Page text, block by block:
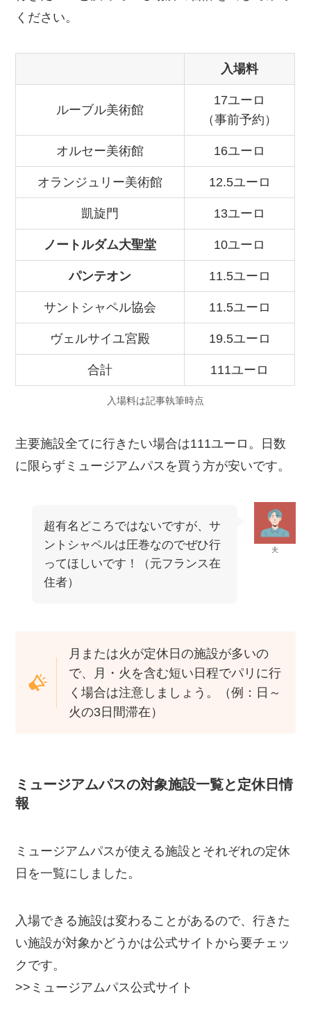
ください。
入場料
ルーブル美術館
17ユーロ
（事前予約）
オルセー美術館 16ユーロ
オランジュリー美術館 12.5ユーロ
凱旋門 13ユーロ
ノートルダム大聖堂 10ユーロ
パンテオン 11.5ユーロ
サントシャペル協会 11.5ユーロ
ヴェルサイユ宮殿 19.5ユーロ
合計 111ユーロ
入場料は記事執筆時点
主要施設全てに行きたい場合は111ユーロ。日数
に限らずミュージアムパスを買う方が安いです。
夫
超有名どころではないですが、サ
ントシャペルは圧巻なのでぜひ行
ってほしいです！（元フランス在
住者）
月または火が定休日の施設が多いの
で、月・火を含む短い日程でパリに行
く場合は注意しましょう。（例：日～
火の3日間滞在）
ミュージアムパスの対象施設一覧と定休日情
報
ミュージアムパスが使える施設とそれぞれの定休
日を一覧にしました。
入場できる施設は変わることがあるので、行きた
い施設が対象かどうかは公式サイトから要チェッ
クです。
>>ミュージアムパス公式サイト